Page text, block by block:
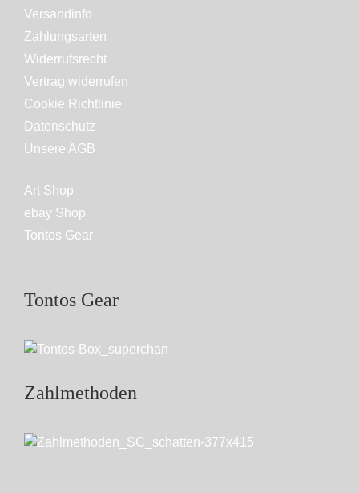
Versandinfo
Zahlungsarten
Widerrufsrecht
Vertrag widerrufen
Cookie Richtlinie
Datenschutz
Unsere AGB
Art Shop
ebay Shop
Tontos Gear
Tontos Gear
Zahlmethoden